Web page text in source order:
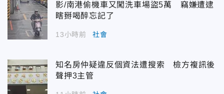
影/南港偷機車又闖洗車場盜5萬 竊嫌遭逮
瞎掰喝醉忘記了
13小時前 社會
知名房仲疑違反個資法遭搜索 檢方複訊後
聲押3主管